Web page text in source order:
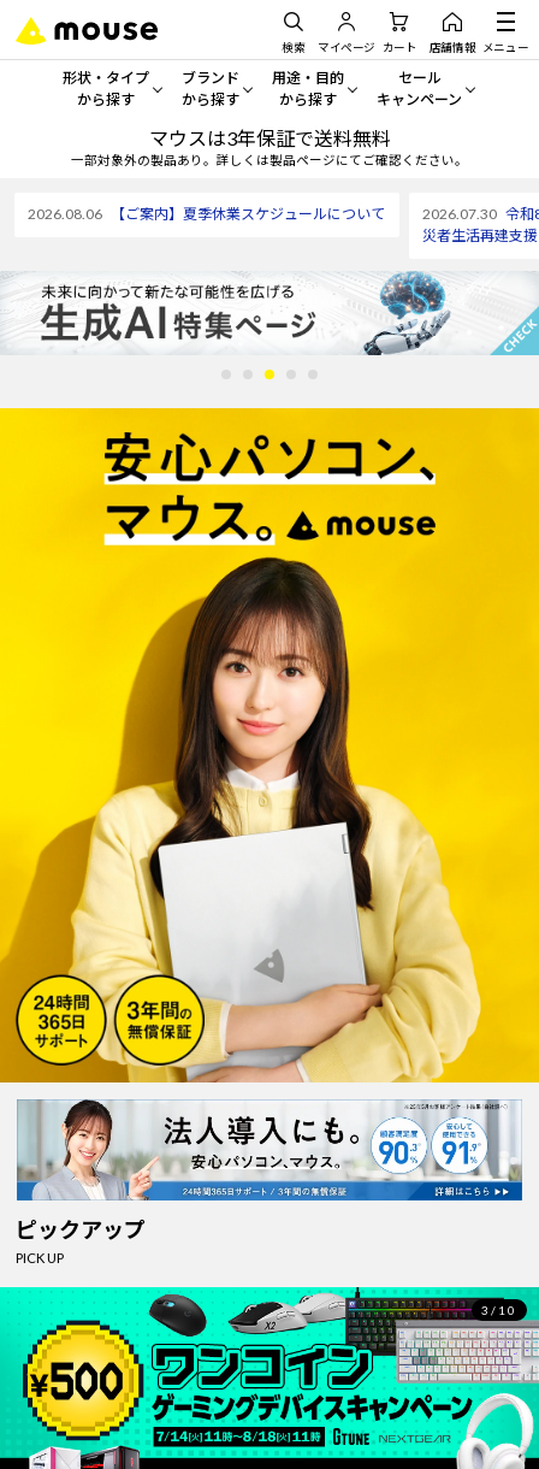
検索 マイページ カート 店舗情報 メニュー
形状・タイプ
から探す
形状・タイプから探す をすべてみる
タブレット
ワークステーション
Windows 11|Copilot+ PC
ブランド
から探す
mouse
DAIV
iiyama
Windows 11
用途・目的
から探す
一般向けパソコン
ビジネス向けパソコン
スペック/パーツ別
Windows 11
セール
キャンペーン
セール・キャンペー
人気モデルが期間限定・お
アウトレットパソコン
すべて新品の旧モデル製品
Windows 11
マウスは3年保証で送料無料
一部対象外の製品あり。詳しくは製品ページにてご確認ください。
2026.08.06 【ご案内】夏季休業スケジュールについて 2026.07.30 令和
災者生活再建支
ピックアップ
PICK UP
4/10